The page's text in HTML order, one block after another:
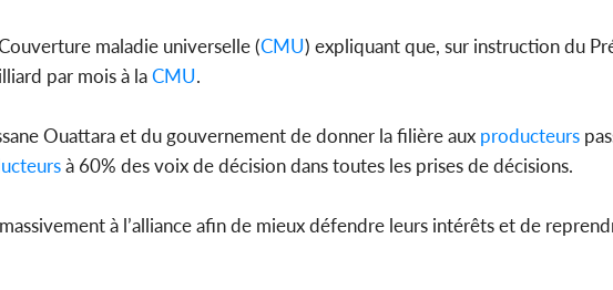
maladie universelle (CMU) expliquant que, sur instruction du
par mois à laCMU.
Ouattara et du gouvernement de donner la filière aux producteurs
à 60% des voix de décision dans toutes les prises de décisions.
à l’alliance afin de mieux défendre leurs intérêts et de